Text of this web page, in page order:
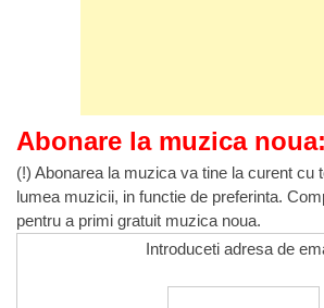
Abonare la muzica noua:
(!) Abonarea la muzica va tine la curent cu
lumea muzicii, in functie de preferinta.
pentru a primi gratuit muzica noua.
Introduceti adresa de